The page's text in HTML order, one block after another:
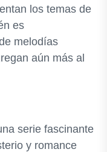
los temas de
es
melodías
aún más al
serie fascinante
y romance